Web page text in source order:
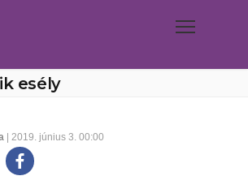
esély
| 2019. június 3. 00:00